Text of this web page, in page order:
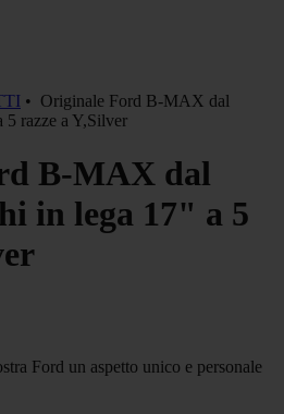
• Originale Ford B-MAX dal
5 razze a Y,Silver
B-MAX dal
in lega 17" a 5
Ford un aspetto unico e personale